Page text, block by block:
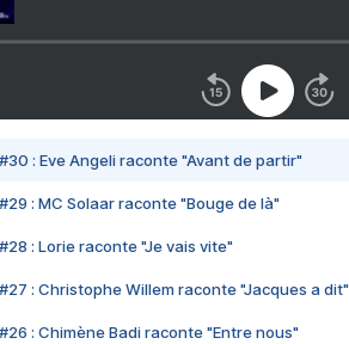
#30 : Eve Angeli raconte "Avant de partir"
#29 : MC Solaar raconte "Bouge de là"
#28 : Lorie raconte "Je vais vite"
#27 : Christophe Willem raconte "Jacques a dit"
#26 : Chimène Badi raconte "Entre nous"